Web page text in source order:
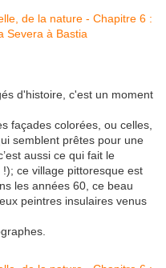
d'histoire, c'est un moment
façades colorées, ou celles,
semblent prêtes pour une
aussi ce qui fait le
ce village pittoresque est
les années 60, ce beau
peintres insulaires venus